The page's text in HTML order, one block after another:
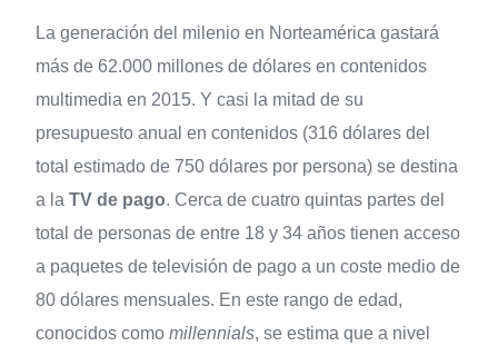
La generación del milenio en Norteamérica gastará
más de 62.000 millones de dólares en contenidos
multimedia en 2015. Y casi la mitad de su
presupuesto anual en contenidos (316 dólares del
total estimado de 750 dólares por persona) se destina
a la TV de pago. Cerca de cuatro quintas partes del
total de personas de entre 18 y 34 años tienen acceso
a paquetes de televisión de pago a un coste medio de
80 dólares mensuales. En este rango de edad,
conocidos como millennials, se estima que a nivel